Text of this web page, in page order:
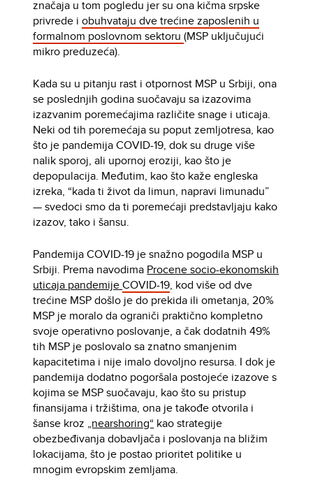
značaja u tom pogledu jer su ona kičma srpske
privrede iobuhvataju dve trećine zaposlenih u
formalnom poslovnom sektoru(MSP uključujući
mikro preduzeća).
Kada su u pitanju rast i otpornost MSP u Srbiji, ona
se poslednjih godina suočavaju sa izazovima
izazvanim poremećajima različite snage i uticaja.
Neki od tih poremećaja su poput zemljotresa, kao
što je pandemija COVID-19, dok su druge više
nalik sporoj, ali upornoj eroziji, kao što je
depopulacija. Međutim, kao što kaže engleska
izreka, “kada ti život da limun, napravi limunadu”
— svedoci smo da ti poremećaji predstavljaju kako
izazov, tako i šansu.
Pandemija COVID-19 je snažno pogodila MSP u
Srbiji. Prema navodima Procene socio-ekonomskih
uticaja pandemijeCOVID-19, kod više od dve
trećine MSP došlo je do prekida ili ometanja, 20%
MSP je moralo da ograniči praktično kompletno
svoje operativno poslovanje, a čak dodatnih 49%
tih MSP je poslovalo sa znatno smanjenim
kapacitetima i nije imalo dovoljno resursa. I dok je
pandemija dodatno pogoršala postojeće izazove s
kojima se MSP suočavaju, kao što su pristup
finansijama i tržištima, ona je takođe otvorila i
šanse kroz „nearshoring“ kao strategije
obezbeđivanja dobavljača i poslovanja na bližim
lokacijama, što je postao prioritet politike u
mnogim evropskim zemljama.